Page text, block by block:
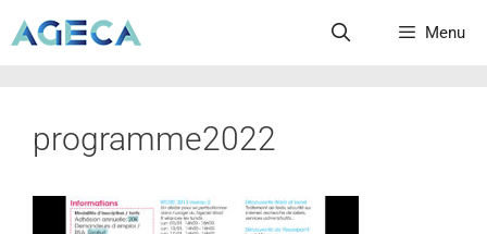
Menu
programme2022